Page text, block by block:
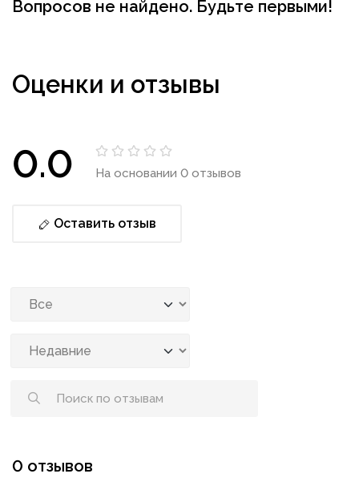
Вопросов не найдено. Будьте первыми!
Оценки и отзывы
0.0 На основании 0 отзывов
Оставить отзыв
0 отзывов